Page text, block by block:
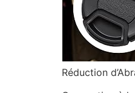
Réduction